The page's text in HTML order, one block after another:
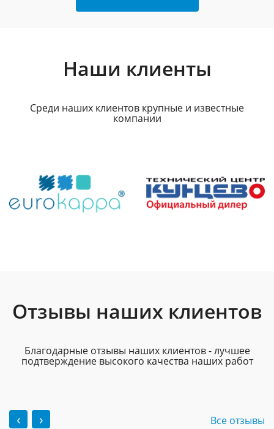
Наши клиенты
Среди наших клиентов крупные и известные
компании
Отзывы наших клиентов
Благодарные отзывы наших клиентов - лучшее
подтверждение высокого качества наших работ
‹ › Все отзывы